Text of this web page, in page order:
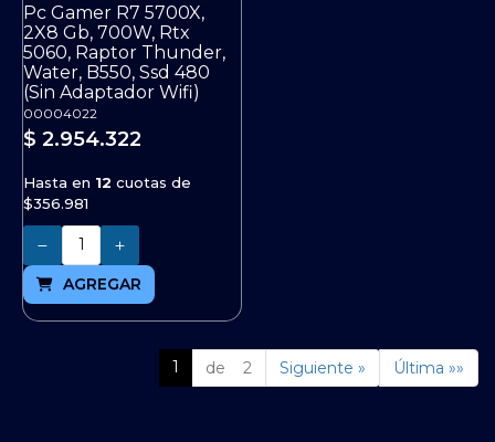
Pc Gamer R7 5700X,
2X8 Gb, 700W, Rtx
5060, Raptor Thunder,
Water, B550, Ssd 480
(Sin Adaptador Wifi)
00004022
$ 2.954.322
Hasta en 12 cuotas de
$356.981
Cantidad
AGREGAR
1 de 2 Siguiente » Última »»